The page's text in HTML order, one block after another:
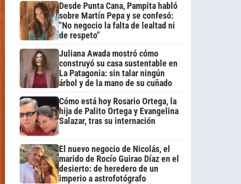
Desde Punta Cana, Pampita habló
sobre Martín Pepa y se confesó:
"No negocio la falta de lealtad ni
de respeto"
Juliana Awada mostró cómo
construyó su casa sustentable en
La Patagonia: sin talar ningún
árbol y de la mano de su cuñado
Cómo está hoy Rosario Ortega, la
hija de Palito Ortega y Evangelina
Salazar, tras su internación
El nuevo negocio de Nicolás, el
marido de Rocío Guirao Díaz en el
desierto: de heredero de un
imperio a astrofotógrafo